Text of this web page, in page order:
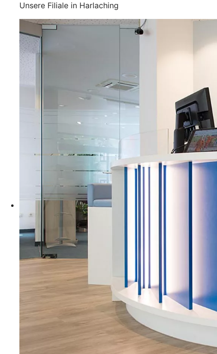
Unsere Filiale in Harlaching